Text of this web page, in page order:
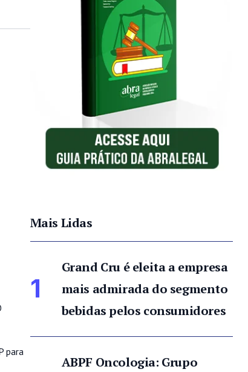
para
Mais Lidas
1
Grand Cru é eleita a empresa
mais admirada do segmento
bebidas pelos consumidores
ABPF Oncologia: Grupo